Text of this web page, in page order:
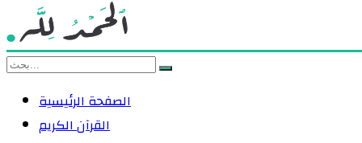
الصفحة الرئيسية
القرآن الكريم